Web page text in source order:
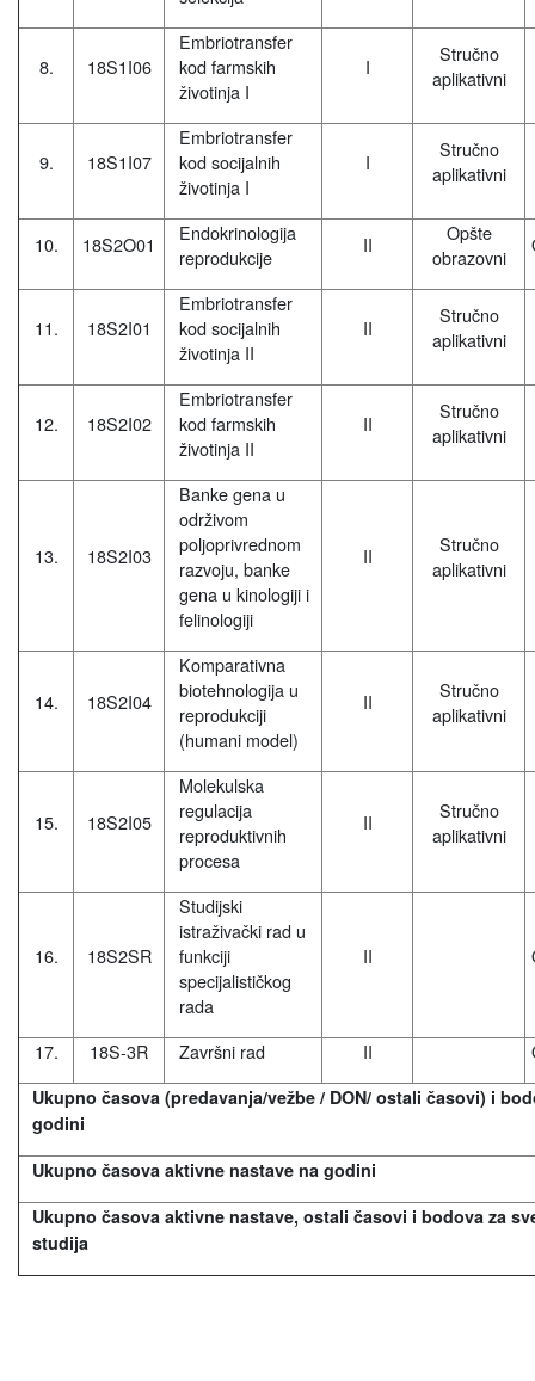
8. 18S1I06
Embriotransfer
kod farmskih
životinja I
I
Stručno
aplikativni
9. 18S1I07
Embriotransfer
kod socijalnih
životinja I
I
Stručno
aplikativni
10. 18S2O01
Endokrinologija
reprodukcije
II
Opšte
obrazovni
11. 18S2I01
Embriotransfer
kod socijalnih
životinja II
II
Stručno
aplikativni
12. 18S2I02
Embriotransfer
kod farmskih
životinja II
II
Stručno
aplikativni
13. 18S2I03
Banke gena u
održivom
poljoprivrednom
razvoju, banke
gena u kinologiji i
felinologiji
II
Stručno
aplikativni
14. 18S2I04
Komparativna
biotehnologija u
reprodukciji
(humani model)
II
Stručno
aplikativni
15. 18S2I05
Molekulska
regulacija
reproduktivnih
procesa
II
Stručno
aplikativni
16. 18S2SR
Studijski
istraživački rad u
funkciji
specijalističkog
rada
II
17. 18S-3R Završni rad II
Ukupno časova (predavanja/vežbe / DON/ ostali časovi) i
godini
Ukupno časova aktivne nastave na godini
Ukupno časova aktivne nastave, ostali časovi i bodova za
studija